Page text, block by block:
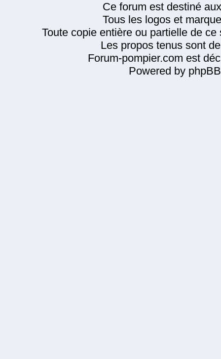
Ce forum est destiné
Tous les logos et
Toute copie entière ou partielle de
Les propos tenus sont
Forum-pompier.com est
Powered by